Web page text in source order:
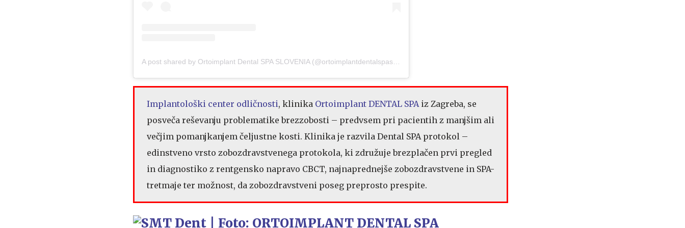
A post shared by Ortoimplant Dental SPA SLOVENIA (@ortoimplantdentalspaslovenia)
Implantološki center odličnosti, klinika Ortoimplant DENTAL SPAiz Zagreba, se
posveča reševanju problematike brezzobosti – predvsem pri pacientih z manjšim ali
večjim pomanjkanjem čeljustne kosti. Klinika je razvila Dental SPA protokol –
edinstveno vrsto zobozdravstvenega protokola, ki združuje brezplačen prvi pregled
in diagnostiko z rentgensko napravo CBCT, najnaprednejše zobozdravstvene in SPA-
tretmaje ter možnost, da zobozdravstveni poseg preprosto prespite.